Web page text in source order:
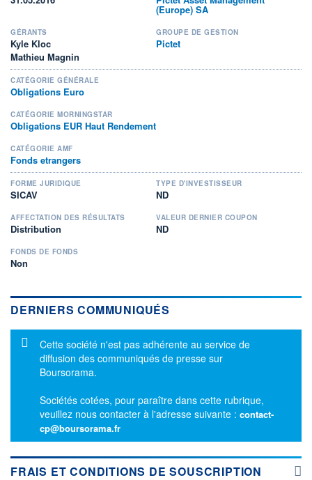
(Europe) SA
GÉRANTS
Kyle Kloc
Mathieu Magnin
GROUPE DE GESTION
Pictet
CATÉGORIE GÉNÉRALE
Obligations Euro
CATÉGORIE MORNINGSTAR
Obligations EUR Haut Rendement
CATÉGORIE AMF
Fonds etrangers
FORME JURIDIQUE
SICAV
TYPE D'INVESTISSEUR
ND
AFFECTATION DES RÉSULTATS
Distribution
VALEUR DERNIER COUPON
ND
FONDS DE FONDS
Non
DERNIERS COMMUNIQUÉS
Message d'information
Cette société n'est pas adhérente au service de
diffusion des communiqués de presse sur
Boursorama.
Sociétés cotées, pour paraître dans cette rubrique,
veuillez nous contacter à l'adresse suivante : contact-
cp@boursorama.fr
FRAIS ET CONDITIONS DE SOUSCRIPTION